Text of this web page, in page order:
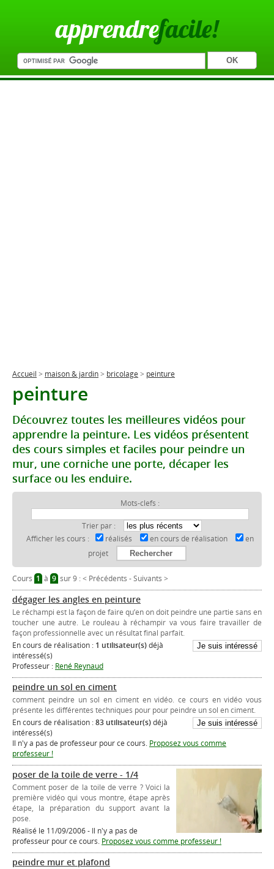
apprendrefacile!
Accueil > maison & jardin> bricolage > peinture
peinture
Découvrez toutes les meilleures vidéos pour
apprendre la peinture. Les vidéos présentent
des cours simples et faciles pour peindre un
mur, une corniche une porte, décaper les
surface ou les enduire.
Mots-clefs :
Trier par :
Afficher les cours :
réalisés en cours de réalisation
en
projet
Cours 1à 9sur 9 :< Précédents -Suivants >
dégager les angles en peinture
Le réchampi est la façon de faire qu’en on doit peindre une partie sans en
toucher une autre. Le rouleau à réchampir va vous faire travailler de
façon professionnelle avec un résultat final parfait.
En cours de réalisation : 1 utilisateur(s)déjà
intéressé(s)
Professeur : René Reynaud
peindre un sol en ciment
comment peindre un sol en ciment en vidéo. ce cours en vidéo vous
présente les différentes techniques pour pour peindre un sol en ciment.
En cours de réalisation :83 utilisateur(s)déjà
intéressé(s)
Il n'y a pas de professeur pour ce cours. Proposez vous comme
professeur !
poser de la toile de verre - 1/4
Comment poser de la toile de verre ? Voici la
première vidéo qui vous montre, étape après
étape, la préparation du support avant la
pose.
Réalisé le 11/09/2006 - Il n'y a pas de
professeur pour ce cours. Proposez vous comme professeur !
peindre mur et plafond